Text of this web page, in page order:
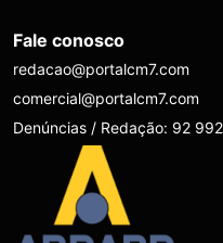
Fale conosco
redacao@portalcm7.com
comercial@portalcm7.com
Denúncias / Redação: 92